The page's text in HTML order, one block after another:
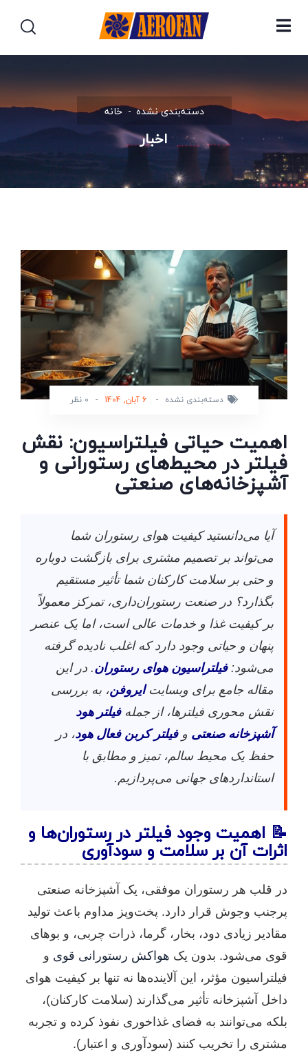
خانه دسته‌بندی نشده
اخبار
دسته‌بندی نشده - 6 آبان, 1404 - 0 نظر
اهمیت حیاتی فیلتراسیون: نقش
فیلتر در محیط‌های رستورانی و
آشپزخانه‌های صنعتی
آیا می‌دانستید کیفیت هوای رستوران شما
می‌تواند بر تصمیم مشتری برای بازگشت دوباره
و حتی بر سلامت کارکنان شما تأثیر مستقیم
بگذارد؟ در صنعت رستوران‌داری، تمرکز معمولاً
بر کیفیت غذا و خدمات عالی است، اما یک عنصر
پنهان و حیاتی وجود دارد که اغلب نادیده گرفته
می‌شود:فیلتراسیون هوای رستوران. در این
مقاله جامع برای وبسایتایروفن، به بررسی
نقش محوری فیلترها، از جملهفیلتر هود
آشپزخانه صنعتی وفیلتر کربن فعال هود، در
حفظ یک محیط سالم، تمیز و مطابق با
استانداردهای جهانی می‌پردازیم.
📝 اهمیت وجود فیلتر در رستوران‌ها و
اثرات آن بر سلامت و سودآوری
در قلب هر رستوران موفقی، یک آشپزخانه صنعتی
پرجنب‌ وجوش قرار دارد. پخت‌وپز مداوم باعث تولید
مقادیر زیادی دود، بخار، گرما، ذرات چربی، و بوهای
قوی می‌شود. بدون یک هواکش رستورانی قوی و
فیلتراسیون مؤثر، این آلاینده‌ها نه تنها بر کیفیت هوای
داخل آشپزخانه تأثیر می‌گذارند (سلامت کارکنان)،
بلکه می‌توانند به فضای غذاخوری نفوذ کرده و تجربه
مشتری را تخریب کنند (سودآوری و اعتبار).